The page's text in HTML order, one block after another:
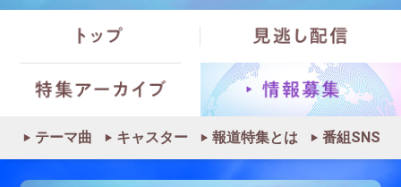
テーマ曲 キャスター 報道特集とは 番組SNS